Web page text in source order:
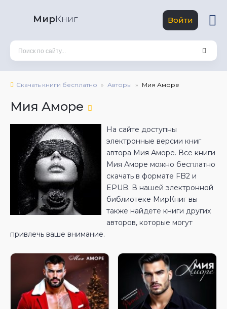
МирКниг Войти
Скачать книги бесплатно Авторы Мия Аморе
Мия Аморе
На сайте доступны
электронные версии книг
автора Мия Аморе. Все книги
Мия Аморе можно бесплатно
скачать в формате FB2 и
EPUB. В нашей электронной
библиотеке МирКниг вы
также найдете книги других
авторов, которые могут
привлечь ваше внимание.